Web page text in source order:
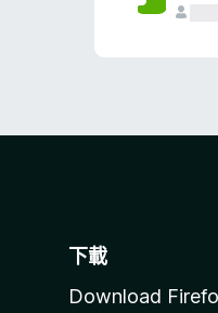
下載
Download